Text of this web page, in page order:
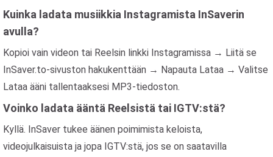
Kuinka ladata musiikkia Instagramista InSaverin
avulla?
Kopioi vain videon tai Reelsin linkki Instagramissa → Liitä se
InSaver.to-sivuston hakukenttään → Napauta Lataa → Valitse
Lataa ääni tallentaaksesi MP3-tiedoston.
Voinko ladata ääntä Reelsistä tai IGTV:stä?
Kyllä. InSaver tukee äänen poimimista keloista,
videojulkaisuista ja jopa IGTV:stä, jos se on saatavilla